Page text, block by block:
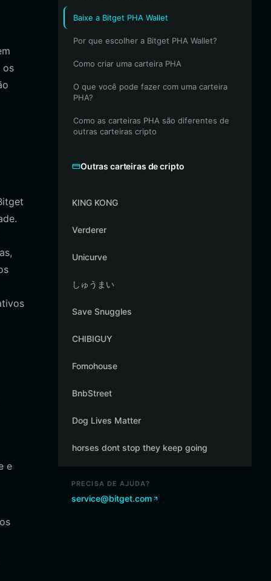
os
e
Baixe a Bitget PHA Wallet
Por que escolher a Bitget PHA Wallet?
Como criar uma carteira PHA
O que você pode fazer com uma carteira
PHA?
Como as carteiras PHA são diferentes de
outras carteiras cripto
Outras carteiras de cripto
KING KONG
Verderer
Unicurve
しゅうまい
Save Snuggles
CHIBIGUY
Fomohouse
BnbStreet
Dog Lives Matter
horses dont stop they keep going
PRECISA DE AJUDA?
service@bitget.com